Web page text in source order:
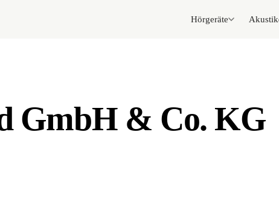
Hörgeräte
GmbH & Co. KG